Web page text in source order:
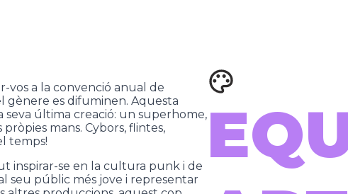
vos a la convenció anual de
gènere es difuminen. Aquesta
seva última creació: un superhome,
mans. Cybors, flintes,
temps!
inspirar-se en la cultura punk i de
seu públic més jove i representar